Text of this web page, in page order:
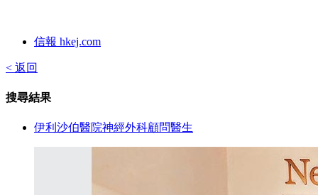
信報 hkej.com
< 返回
搜尋結果
伊利沙伯醫院神經外科顧問醫生